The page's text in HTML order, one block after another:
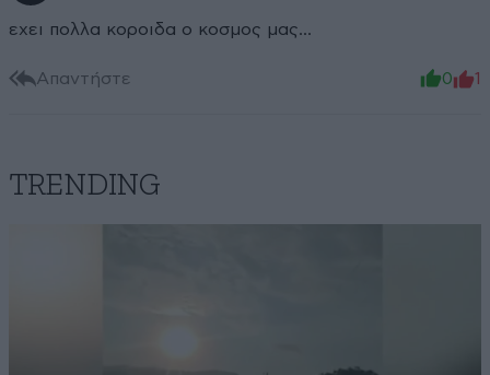
εχει πολλα κοροιδα ο κοσμος μας...
Απαντήστε 0 1
TRENDING